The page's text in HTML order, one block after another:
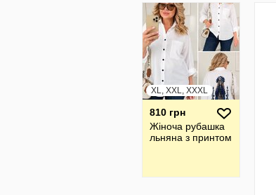
XL, XXL, XXXL
810 грн
Жiноча рубашка
льняна з принтом